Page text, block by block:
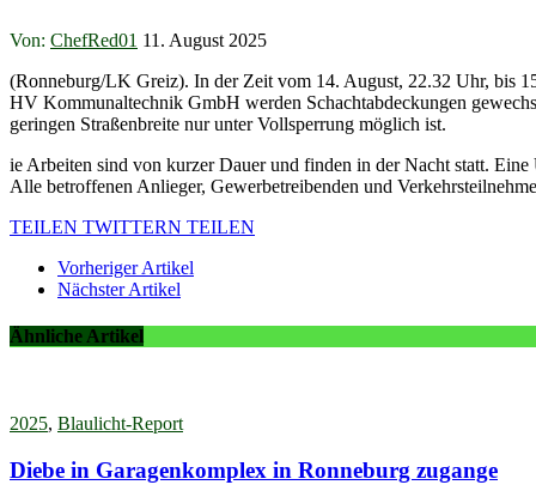
Von: ChefRed01 11. August 2025
(Ronneburg/LK Greiz). In der Zeit vom 14. August, 22.32 Uhr, bis
HV Kommunaltechnik GmbH werden Schachtabdeckungen
geringen Straßenbreite nur unter Vollsperrung möglich ist.
ie Arbeiten sind von kurzer Dauer und finden in der Nacht statt.
Alle betroffenen Anlieger, Gewerbetreibenden und
TEILEN TWITTERN TEILEN
Vorheriger Artikel
Nächster Artikel
Ähnliche Artikel
2025, Blaulicht-Report
Diebe in Garagenkomplex in Ronneburg zugange